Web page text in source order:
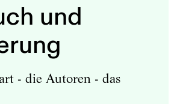
und
- die Autoren - das